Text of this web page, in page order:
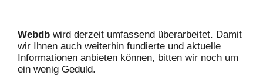
Webdb wird derzeit umfassend überarbeitet. Damit
wir Ihnen auch weiterhin fundierte und aktuelle
Informationen anbieten können, bitten wir noch um
ein wenig Geduld.